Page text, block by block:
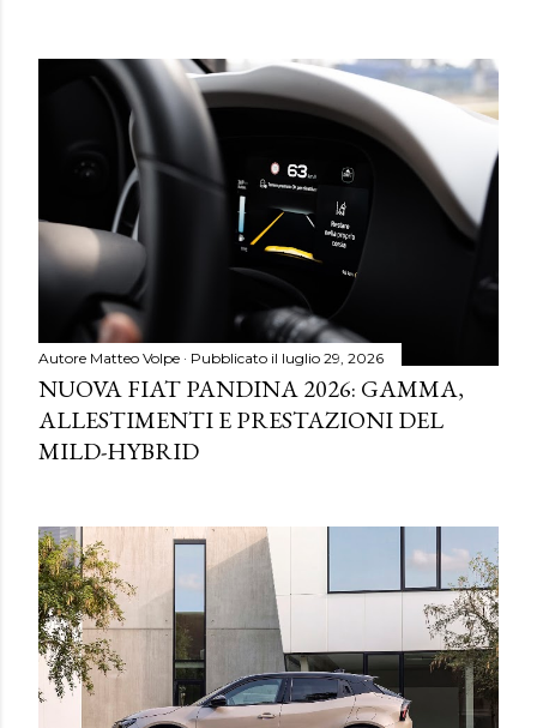
Autore Matteo Volpe Pubblicato il luglio 29, 2026
NUOVA FIAT PANDINA 2026: GAMMA,
ALLESTIMENTI E PRESTAZIONI DEL
MILD-HYBRID